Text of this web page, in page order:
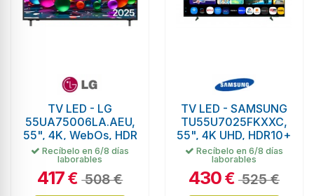
TV LED - LG
55UA75006LA.AEU,
55", 4K, WebOs, HDR
Recíbelo en 6/8 días
laborables
417€ 508 €
TV LED - SAMSUNG
TU55U7025FKXXC,
55", 4K UHD, HDR10+
Recíbelo en 6/8 días
laborables
430€ 525 €